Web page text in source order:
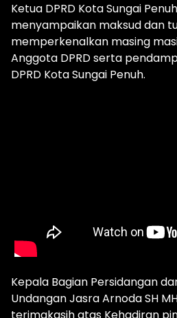
Ketua DPRD Kota Sungai
menyampaikan maksud dan
memperkenalkan masing
Anggota DPRD serta
DPRD Kota Sungai Penuh.
Kepala Bagian Persidangan
Undangan Jasra Arnoda SH